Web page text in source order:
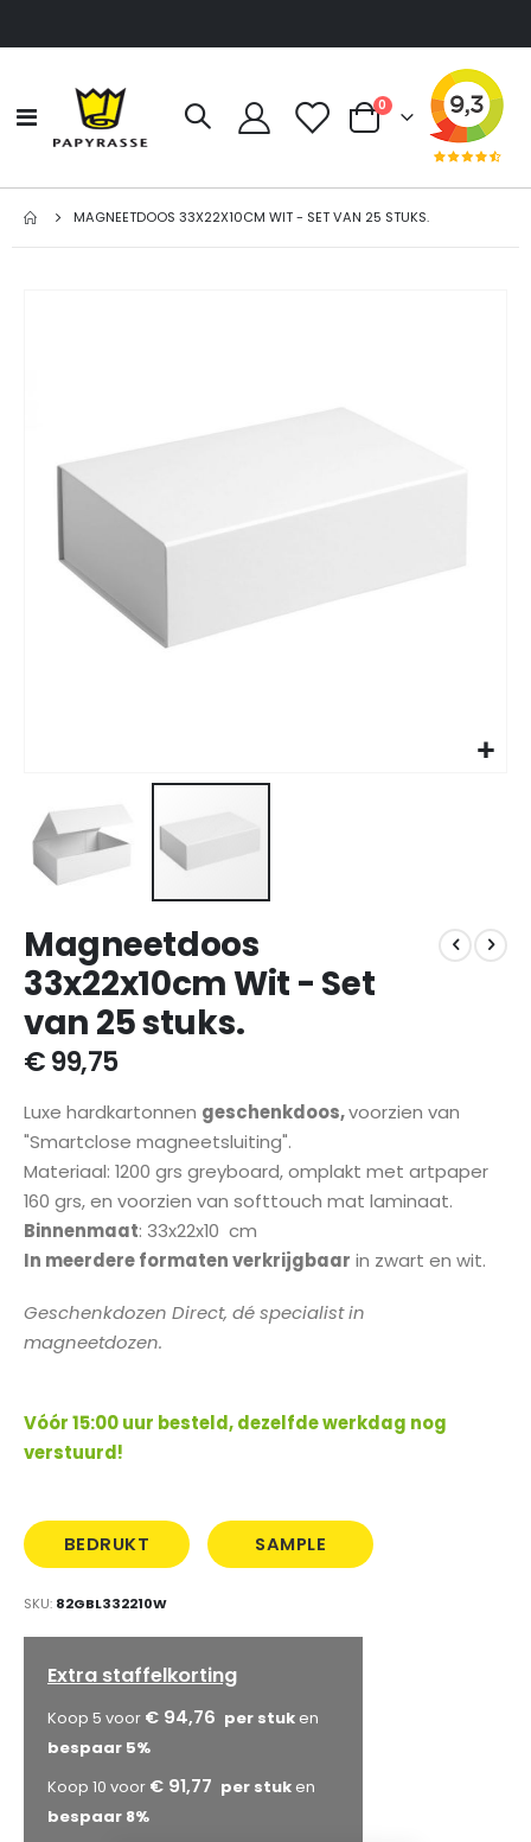
Toggle
Nav
Cart
0producten
MAGNEETDOOS 33X22X10CM WIT - SET VAN 25 STUKS.
afbeeldingen-
gallerij
naar
het
begin
van
de
afbeeldingen-
Magneetdoos
33x22x10cm Wit - Set
van 25 stuks.
€ 99,75
Luxe hardkartonnen geschenkdoos,voorzien van
"Smartclose magneetsluiting".
Materiaal: 1200 grs greyboard, omplakt met artpaper
160 grs, en voorzien van softtouch mat laminaat.
Binnenmaat: 33x22x10 cm
In meerdere formaten verkrijgbaar in zwart en wit.
Geschenkdozen Direct, dé specialist in
magneetdozen.
Vóór 15:00 uur besteld, dezelfde werkdag nog
verstuurd!
BEDRUKT
SAMPLE
SKU 82GBL332210W
Extra staffelkorting
Koop 5 voor € 94,76
en
bespaar 5%
Koop 10 voor € 91,77
en
bespaar 8%